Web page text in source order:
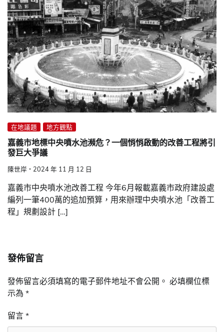
在地議題 地方觀點
嘉義市地標中央噴水池瀕危？一個悄悄啟動的改善工程將引
發巨大爭議
陳世岸 2024 年 11 月 12 日
嘉義市中央噴水池改善工程 今年6月報載嘉義市政府建設處
編列一筆400萬的追加預算，用來辦理中央噴水池「改善工
程」規劃設計 […]
發佈留言
發佈留言必須填寫的電子郵件地址不會公開。 必填欄位標
示為 *
留言 *